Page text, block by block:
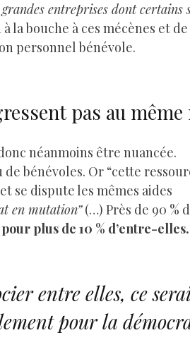
entreprises dont
la bouche à ces mécènes et
personnel bénévole.
pas au
néanmoins être nuancée.
bénévoles. Or “cette
se dispute les mêmes aides
en mutation”(…) Près de 90 %
pour plus de 10 % d’entre-elles.
entre elles, ce
pour la